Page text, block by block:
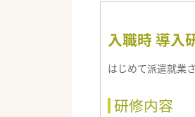
入職時 導入
はじめて派遣就業
研修内容